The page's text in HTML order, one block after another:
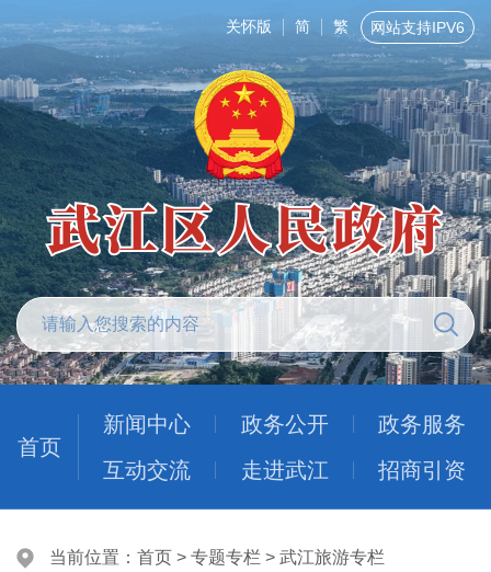
关怀版 简 繁 网站支持IPV6
首页
新闻中心 政务公开
政务服务
互动交流
走进武江 招商引资
当前位置： 首页 > 专题专栏 > 武江旅游专栏